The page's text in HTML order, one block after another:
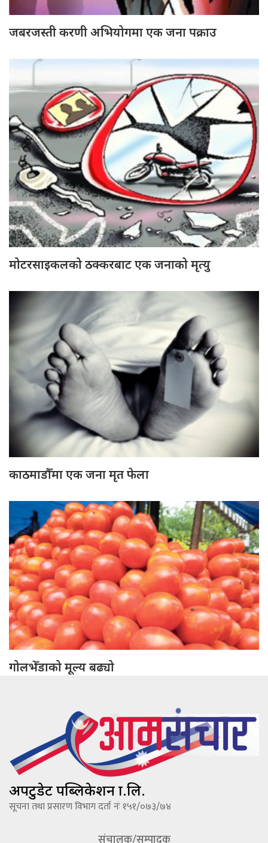
जबरजस्ती करणी अभियोगमा एक जना पक्राउ
मोटरसाइकलको ठक्करबाट एक जनाको मृत्यु
काठमाडौँमा एक जना मृत फेला
गोलभेँडाको मूल्य बढ्यो
अपटुडेट पब्लिकेशन प्रा.लि.
सूचना तथा प्रसारण विभाग दर्ता नंः १५१/०७३/७४